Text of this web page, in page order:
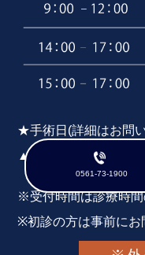
★手術日(詳細はお問
▲自費診療(特別枠)
※受付時間は診療時
※初診の方は事前にお
0561-73-1900